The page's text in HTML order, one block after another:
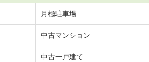
月極駐車場
中古マンション
中古一戸建て